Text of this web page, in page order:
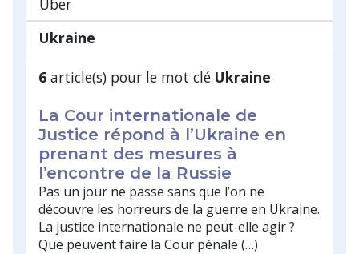
Ukraine
6 article(s) pour le mot clé Ukraine
La Cour internationale de
Justice répond à l’Ukraine en
prenant des mesures à
l’encontre de la Russie
Pas un jour ne passe sans que l’on ne
découvre les horreurs de la guerre en Ukraine.
La justice internationale ne peut-elle agir ?
Que peuvent faire la Cour pénale (…)